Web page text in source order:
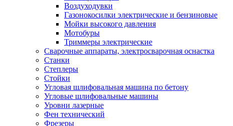
Воздуходувки
Газонокосилки электрические и бензиновые
Мойки высокого давления
Мотобуры
Триммеры электрические
Сварочные аппараты, электросварочная оснастка
Станки
Степлеры
Стойки
Угловая шлифовальная машина по бетону
Угловые шлифовальные машины
Уровни лазерные
Фен технический
Фрезеры